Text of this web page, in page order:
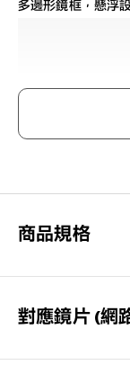
多邊形鏡框，懸浮
沉穩與簡約的設計
Graph Belle 商
商品規格
對應鏡片 (網